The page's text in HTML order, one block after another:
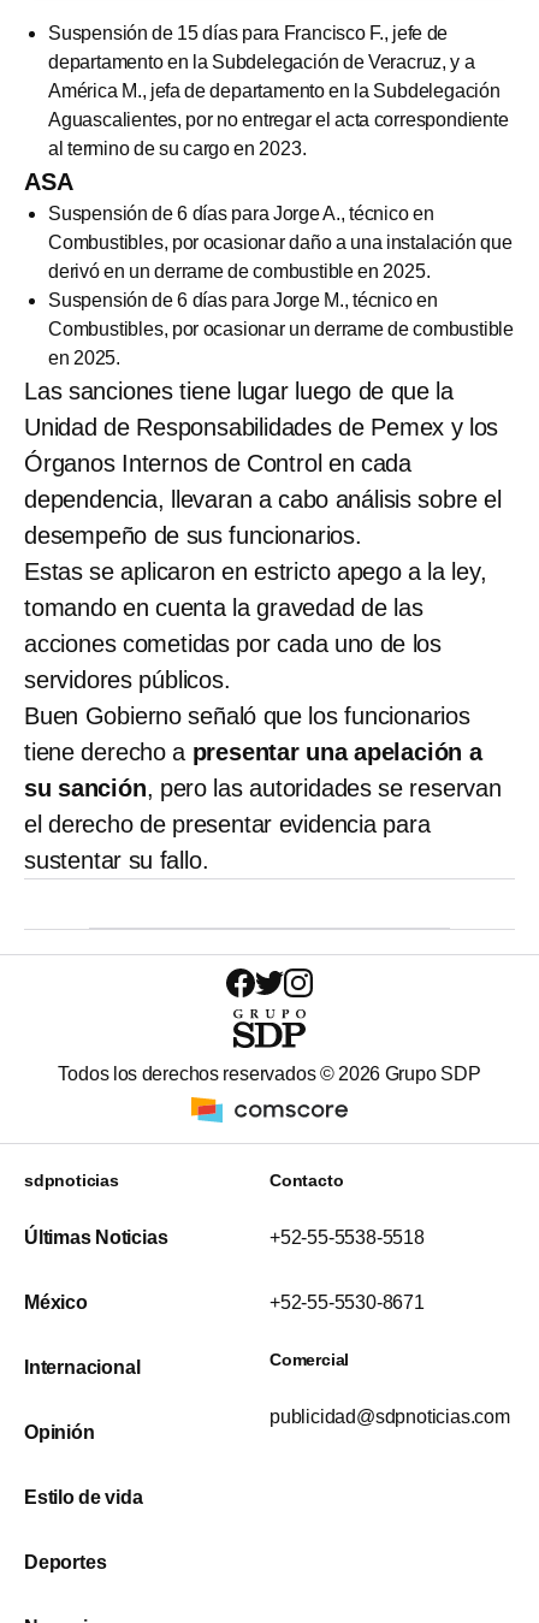
Suspensión de 15 días para Francisco F., jefe de
departamento en la Subdelegación de Veracruz, y a
América M., jefa de departamento en la Subdelegación
Aguascalientes, por no entregar el acta correspondiente
al termino de su cargo en 2023.
ASA
Suspensión de 6 días para Jorge A., técnico en
Combustibles, por ocasionar daño a una instalación que
derivó en un derrame de combustible en 2025.
Suspensión de 6 días para Jorge M., técnico en
Combustibles, por ocasionar un derrame de combustible
en 2025.
Las sanciones tiene lugar luego de que la
Unidad de Responsabilidades de Pemex y los
Órganos Internos de Control en cada
dependencia, llevaran a cabo análisis sobre el
desempeño de sus funcionarios.
Estas se aplicaron en estricto apego a la ley,
tomando en cuenta la gravedad de las
acciones cometidas por cada uno de los
servidores públicos.
Buen Gobierno señaló que los funcionarios
tiene derecho a presentar una apelación a
su sanción, pero las autoridades se reservan
el derecho de presentar evidencia para
sustentar su fallo.
Todos los derechos reservados © 2026 Grupo SDP
sdpnoticias
Últimas Noticias
México
Internacional
Opinión
Estilo de vida
Deportes
Contacto
+52-55-5538-5518
+52-55-5530-8671
Comercial
publicidad@sdpnoticias.com